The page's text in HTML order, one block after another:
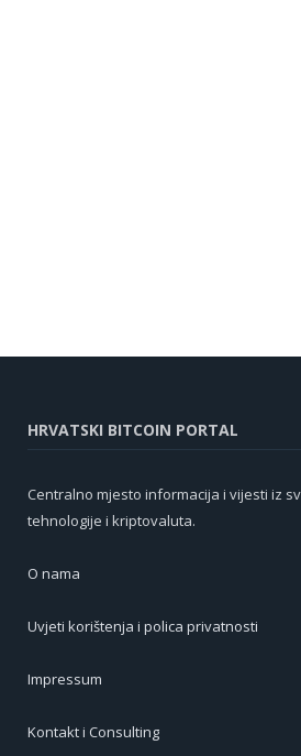
HRVATSKI BITCOIN PORTAL
Centralno mjesto informacija i vijesti iz
tehnologije i kriptovaluta.
O nama
Uvjeti korištenja i polica privatnosti
Impressum
Kontakt i Consulting